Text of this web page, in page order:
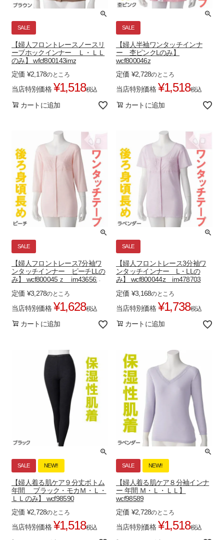
SALE
【婦人フロントレースノースリ
ーブホックインナー Ｌ・ＬＬ
のみ】 wfcf800143imz
定価 ¥2,178のところ
当店特別価格 ¥1,518税込
カートに追加
SALE
【婦人半袖ワンタッチインナ
ー 杢ピンクLのみ】
wcf800046z
定価 ¥2,728のところ
当店特別価格 ¥1,518税込
カートに追加
SALE
【婦人フロントレース7分袖ワ
ンタッチインナー ピーチLLの
み】 wcf800045ｚ im436561
定価 ¥3,278のところ
当店特別価格 ¥1,628税込
カートに追加
SALE
【婦人フロントレース3分袖ワ
ンタッチインナー L・LLの
み】 wcf800044z im478703
定価 ¥3,168のところ
当店特別価格 ¥1,738税込
カートに追加
SALE NEW‼
【婦人着る肌ケア９分丈ボトム
年間 ブラック・モカＭ・Ｌ・
ＬＬのみ】 wcf98590
定価 ¥2,728のところ
当店特別価格 ¥1,518税込
SALE NEW‼
【婦人着る肌ケア８分袖インナ
ー 年間 Ｍ・Ｌ・ＬＬ】
wcf98589
定価 ¥2,728のところ
当店特別価格 ¥1,518税込